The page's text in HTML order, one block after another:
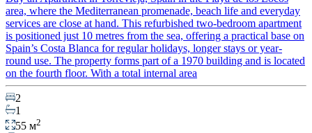
area, where the Mediterranean promenade, beach life and everyday
services are close at hand. This refurbished two-bedroom apartment
is positioned just 10 metres from the sea, offering a practical base on
Spain’s Costa Blanca for regular holidays, longer stays or year-
round use. The property forms part of a 1970 building and is located
on the fourth floor. With a total internal area
2
1
55 м2